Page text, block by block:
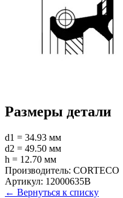
Размеры детали
d1 = 34.93 мм
d2 = 49.50 мм
h = 12.70 мм
Производитель: CORTECO
Артикул: 12000635B
← Вернуться к списку